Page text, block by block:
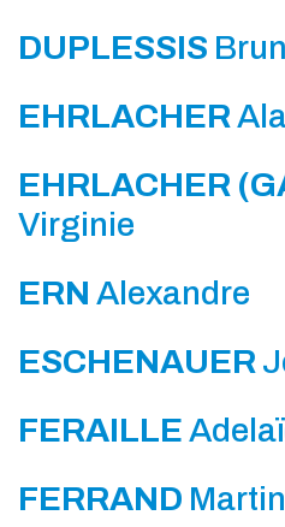
DUPLESSIS
EHRLACHER
EHRLACHER
Virginie
ERN Alexandre
ESCHENAUER
FERAILLE
FERRAND Martin